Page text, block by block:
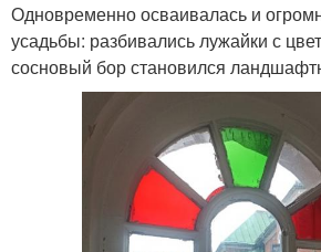
Одновременно осваивалась и
усадьбы: разбивались лужайки с
сосновый бор становился